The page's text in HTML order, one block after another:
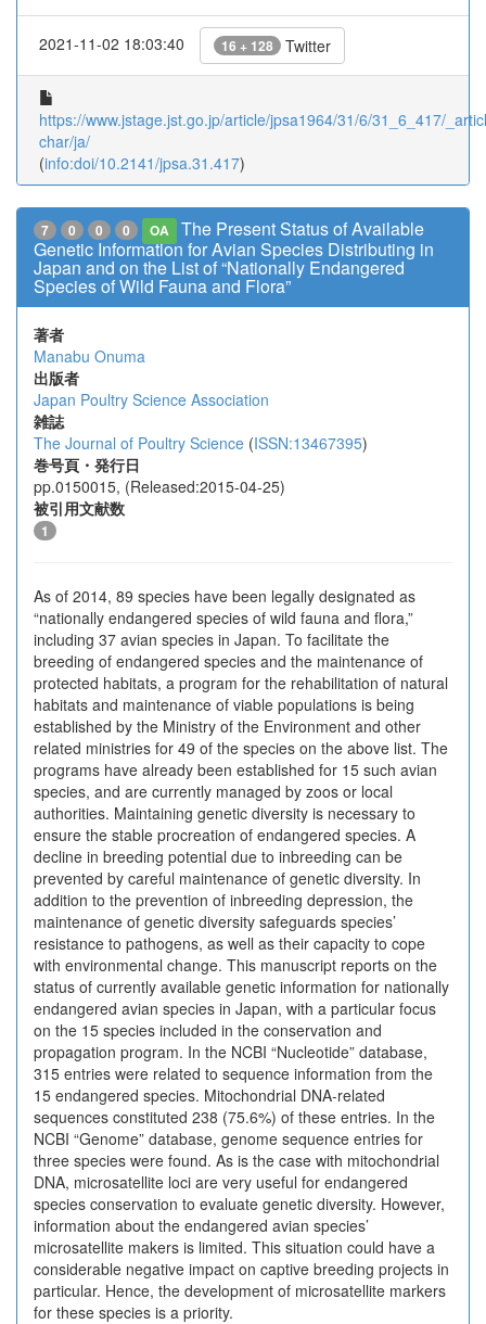
2021-11-02 18:03:40 16 + 128 Twitter
https://www.jstage.jst.go.jp/article/jpsa1964/31/6/31_6_417/
char/ja/
(info:doi/10.2141/jpsa.31.417)
7 0 0 0 OA
The Present Status of Available
Genetic Information for Avian Species Distributing in
Japan and on the List of “Nationally Endangered
Species of Wild Fauna and Flora”
著者
Manabu Onuma
出版者
Japan Poultry Science Association
雑誌
The Journal of Poultry Science (ISSN:13467395)
巻号頁・発行日
pp.0150015, (Released:2015-04-25)
被引用文献数
1
As of 2014, 89 species have been legally designated as
“nationally endangered species of wild fauna and flora,”
including 37 avian species in Japan. To facilitate the
breeding of endangered species and the maintenance of
protected habitats, a program for the rehabilitation of natural
habitats and maintenance of viable populations is being
established by the Ministry of the Environment and other
related ministries for 49 of the species on the above list. The
programs have already been established for 15 such avian
species, and are currently managed by zoos or local
authorities. Maintaining genetic diversity is necessary to
ensure the stable procreation of endangered species. A
decline in breeding potential due to inbreeding can be
prevented by careful maintenance of genetic diversity. In
addition to the prevention of inbreeding depression, the
maintenance of genetic diversity safeguards species’
resistance to pathogens, as well as their capacity to cope
with environmental change. This manuscript reports on the
status of currently available genetic information for nationally
endangered avian species in Japan, with a particular focus
on the 15 species included in the conservation and
propagation program. In the NCBI “Nucleotide” database,
315 entries were related to sequence information from the
15 endangered species. Mitochondrial DNA-related
sequences constituted 238 (75.6%) of these entries. In the
NCBI “Genome” database, genome sequence entries for
three species were found. As is the case with mitochondrial
DNA, microsatellite loci are very useful for endangered
species conservation to evaluate genetic diversity. However,
information about the endangered avian species’
microsatellite makers is limited. This situation could have a
considerable negative impact on captive breeding projects in
particular. Hence, the development of microsatellite markers
for these species is a priority.